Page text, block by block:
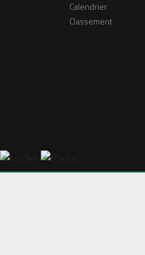
Calendrier
Classement